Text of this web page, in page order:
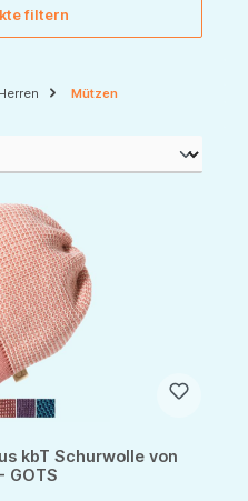
filtern
Mützen
kbT Schurwolle von
GOTS